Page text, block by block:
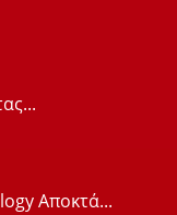
Αποκτά...